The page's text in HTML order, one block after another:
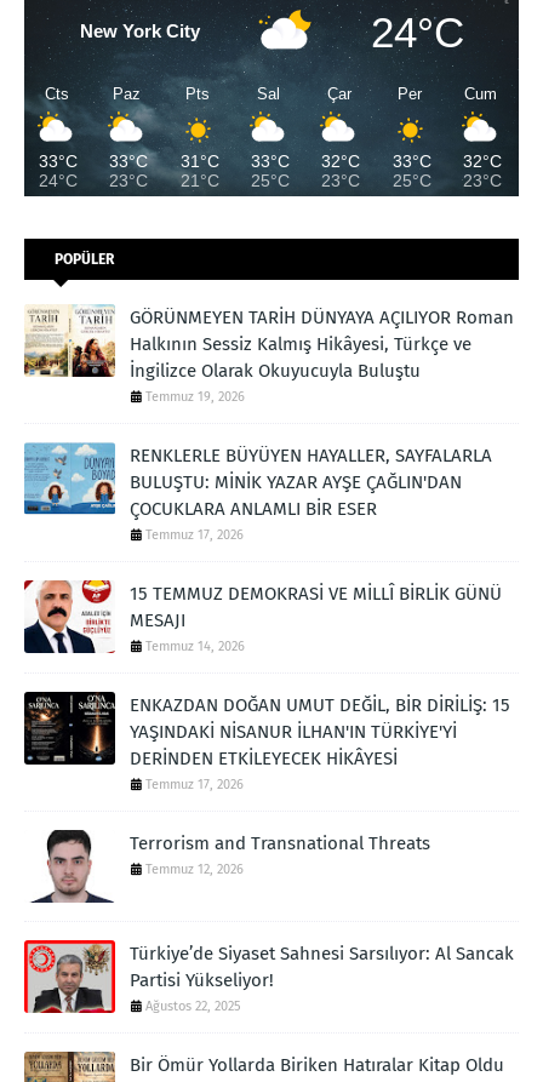
New York City 24°C
Cts
33°C
24°C
Paz
33°C
23°C
Pts
31°C
21°C
Sal
33°C
25°C
Çar
32°C
23°C
Per
33°C
25°C
Cum
32°C
23°C
POPÜLER
GÖRÜNMEYEN TARİH DÜNYAYA AÇILIYOR Roman
Halkının Sessiz Kalmış Hikâyesi, Türkçe ve
İngilizce Olarak Okuyucuyla Buluştu
Temmuz 19, 2026
RENKLERLE BÜYÜYEN HAYALLER, SAYFALARLA
BULUŞTU: MİNİK YAZAR AYŞE ÇAĞLIN'DAN
ÇOCUKLARA ANLAMLI BİR ESER
Temmuz 17, 2026
15 TEMMUZ DEMOKRASİ VE MİLLÎ BİRLİK GÜNÜ
MESAJI
Temmuz 14, 2026
ENKAZDAN DOĞAN UMUT DEĞİL, BİR DİRİLİŞ: 15
YAŞINDAKİ NİSANUR İLHAN'IN TÜRKİYE'Yİ
DERİNDEN ETKİLEYECEK HİKÂYESİ
Temmuz 17, 2026
Terrorism and Transnational Threats
Temmuz 12, 2026
Türkiye’de Siyaset Sahnesi Sarsılıyor: Al Sancak
Partisi Yükseliyor!
Ağustos 22, 2025
Bir Ömür Yollarda Biriken Hatıralar Kitap Oldu